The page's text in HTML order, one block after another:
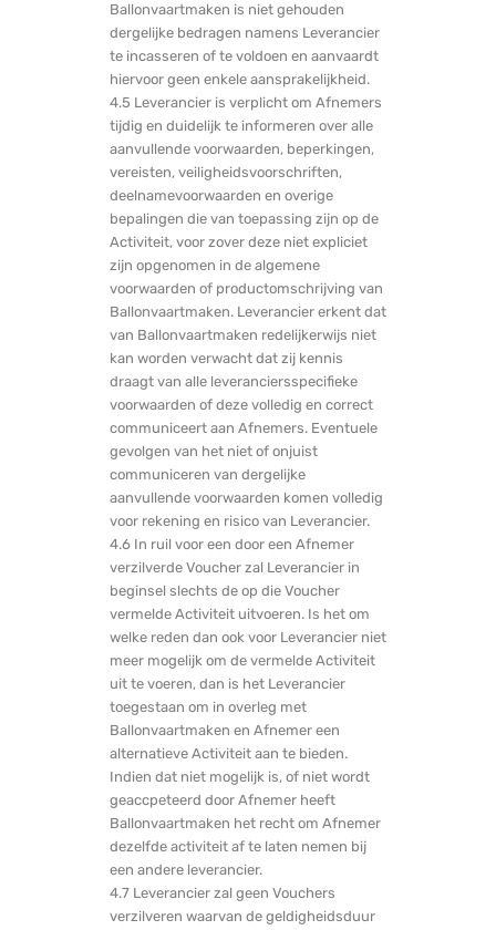
Ballonvaartmaken is niet gehouden
dergelijke bedragen namens Leverancier
te incasseren of te voldoen en aanvaardt
hiervoor geen enkele aansprakelijkheid.
4.5 Leverancier is verplicht om Afnemers
tijdig en duidelijk te informeren over alle
aanvullende voorwaarden, beperkingen,
vereisten, veiligheidsvoorschriften,
deelnamevoorwaarden en overige
bepalingen die van toepassing zijn op de
Activiteit, voor zover deze niet expliciet
zijn opgenomen in de algemene
voorwaarden of productomschrijving van
Ballonvaartmaken. Leverancier erkent dat
van Ballonvaartmaken redelijkerwijs niet
kan worden verwacht dat zij kennis
draagt van alle leveranciersspecifieke
voorwaarden of deze volledig en correct
communiceert aan Afnemers. Eventuele
gevolgen van het niet of onjuist
communiceren van dergelijke
aanvullende voorwaarden komen volledig
voor rekening en risico van Leverancier.
4.6 In ruil voor een door een Afnemer
verzilverde Voucher zal Leverancier in
beginsel slechts de op die Voucher
vermelde Activiteit uitvoeren. Is het om
welke reden dan ook voor Leverancier niet
meer mogelijk om de vermelde Activiteit
uit te voeren, dan is het Leverancier
toegestaan om in overleg met
Ballonvaartmaken en Afnemer een
alternatieve Activiteit aan te bieden.
Indien dat niet mogelijk is, of niet wordt
geaccpeteerd door Afnemer heeft
Ballonvaartmaken het recht om Afnemer
dezelfde activiteit af te laten nemen bij
een andere leverancier.
4.7 Leverancier zal geen Vouchers
verzilveren waarvan de geldigheidsduur